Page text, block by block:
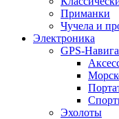
Приманки
Чучела и
Электроника
GPS-
Эхолоты